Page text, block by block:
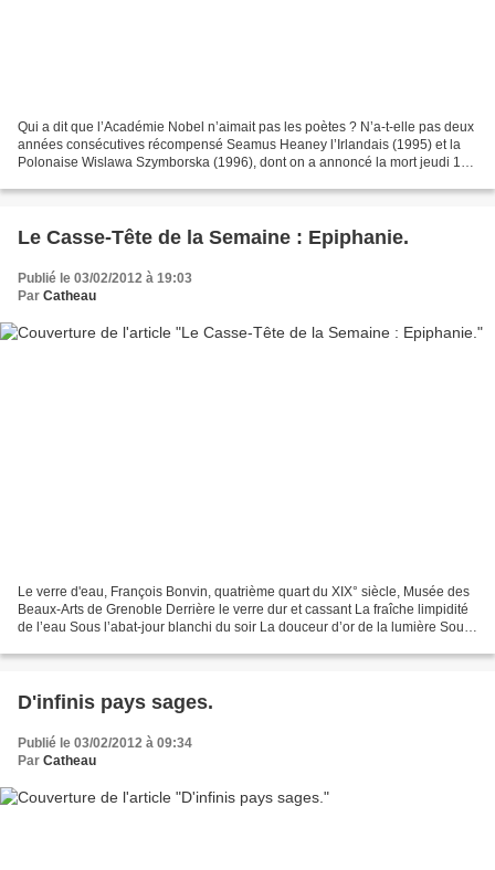
Qui a dit que l’Académie Nobel n’aimait pas les poètes ? N’a-t-elle pas deux
années consécutives récompensé Seamus Heaney l’Irlandais (1995) et la
Polonaise Wislawa Szymborska (1996), dont on a annoncé la mort jeudi 1er
Le Casse-Tête de la Semaine : Epiphanie.
Publié le 03/02/2012 à 19:03
Par Catheau
Le verre d'eau, François Bonvin, quatrième quart du XIX° siècle, Musée des
Beaux-Arts de Grenoble Derrière le verre dur et cassant La fraîche limpidité
de l’eau Sous l’abat-jour blanchi du soir La douceur d’or de la lumière Sous
D'infinis pays sages.
Publié le 03/02/2012 à 09:34
Par Catheau